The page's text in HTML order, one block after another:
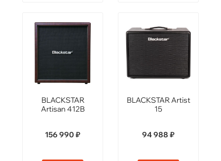
BLACKSTAR
Artisan 412B
156 990 ₽
BLACKSTAR Artist
15
94 988 ₽